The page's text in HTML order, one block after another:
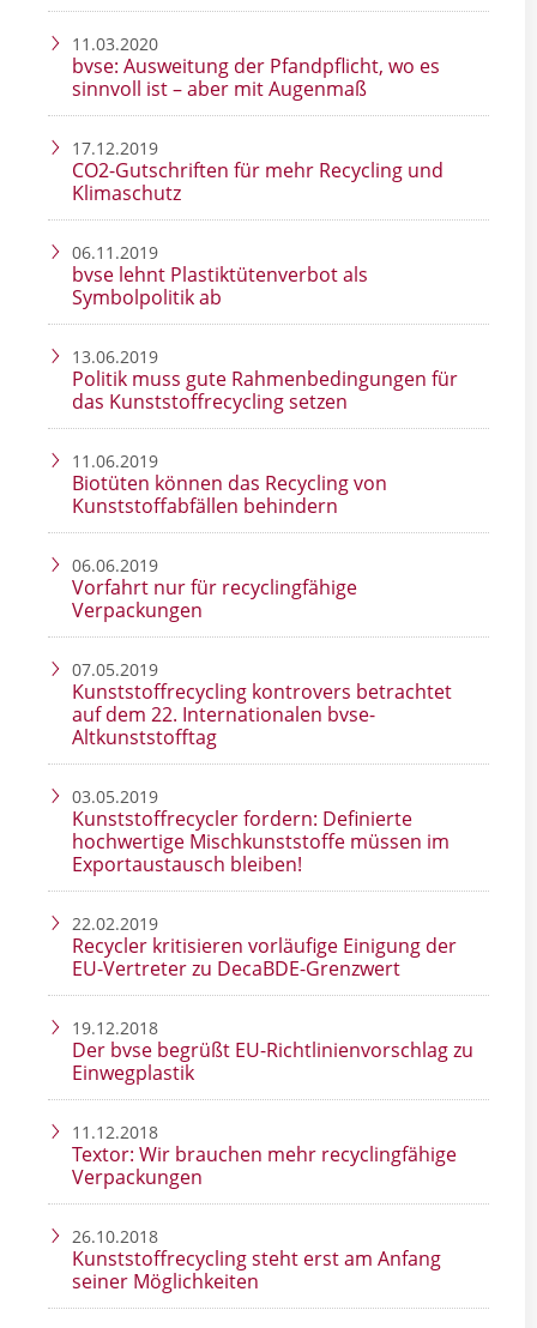
11.03.2020
bvse: Ausweitung der Pfandpflicht, wo es
sinnvoll ist – aber mit Augenmaß
17.12.2019
CO2-Gutschriften für mehr Recycling und
Klimaschutz
06.11.2019
bvse lehnt Plastiktütenverbot als
Symbolpolitik ab
13.06.2019
Politik muss gute Rahmenbedingungen für
das Kunststoffrecycling setzen
11.06.2019
Biotüten können das Recycling von
Kunststoffabfällen behindern
06.06.2019
Vorfahrt nur für recyclingfähige
Verpackungen
07.05.2019
Kunststoffrecycling kontrovers betrachtet
auf dem 22. Internationalen bvse-
Altkunststofftag
03.05.2019
Kunststoffrecycler fordern: Definierte
hochwertige Mischkunststoffe müssen im
Exportaustausch bleiben!
22.02.2019
Recycler kritisieren vorläufige Einigung der
EU-Vertreter zu DecaBDE-Grenzwert
19.12.2018
Der bvse begrüßt EU-Richtlinienvorschlag zu
Einwegplastik
11.12.2018
Textor: Wir brauchen mehr recyclingfähige
Verpackungen
26.10.2018
Kunststoffrecycling steht erst am Anfang
seiner Möglichkeiten